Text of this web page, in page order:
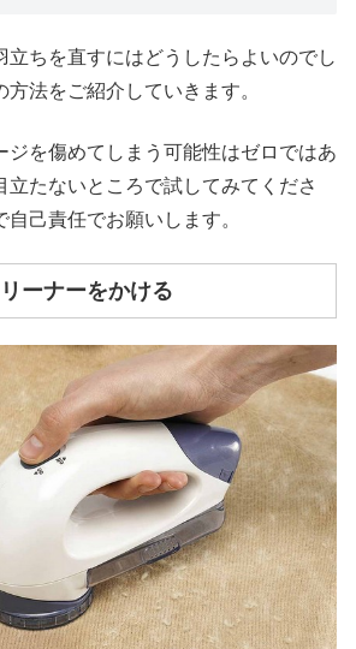
立ちを直すにはどうしたらよいのでし
方法をご紹介していきます。
ジを傷めてしまう可能性はゼロではあ
立たないところで試してみてくださ
己責任でお願いします。
ーナーをかける